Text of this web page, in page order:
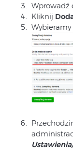
Wprowadź
Kliknij